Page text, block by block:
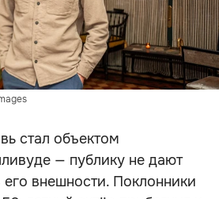
стал объектом
— публику не дают
внешности. Поклонники